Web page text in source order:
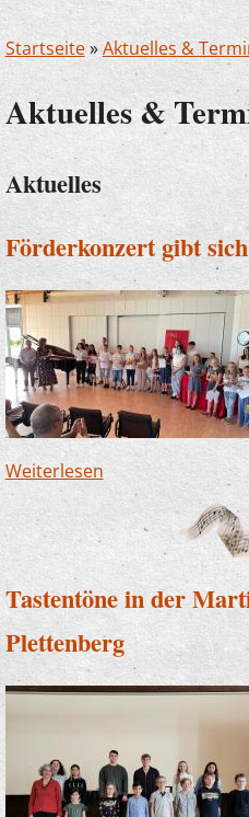
Startseite»Aktuelles &
Aktuelles &
Aktuelles
Förderkonzert gibt
Weiterlesen über
Tastentöne in der
Plettenberg